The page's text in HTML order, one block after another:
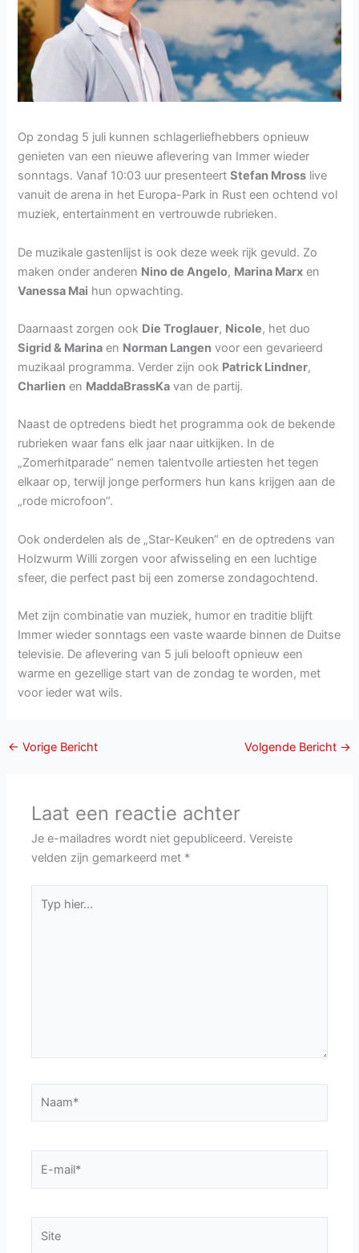
Op zondag 5 juli kunnen schlagerliefhebbers opnieuw
genieten van een nieuwe aflevering van Immer wieder
sonntags. Vanaf 10:03 uur presenteertStefan Mross live
vanuit de arena in het Europa-Park in Rust een ochtend vol
muziek, entertainment en vertrouwde rubrieken.
De muzikale gastenlijst is ook deze week rijk gevuld. Zo
maken onder anderen Nino de Angelo, Marina Marx en
Vanessa Mai hun opwachting.
Daarnaast zorgen ook Die Troglauer, Nicole, het duo
Sigrid & Marina en Norman Langen voor een gevarieerd
muzikaal programma. Verder zijn ook Patrick Lindner,
Charlien en MaddaBrassKa van de partij.
Naast de optredens biedt het programma ook de bekende
rubrieken waar fans elk jaar naar uitkijken. In de
„Zomerhitparade“ nemen talentvolle artiesten het tegen
elkaar op, terwijl jonge performers hun kans krijgen aan de
„rode microfoon“.
Ook onderdelen als de „Star-Keuken“ en de optredens van
Holzwurm Willi zorgen voor afwisseling en een luchtige
sfeer, die perfect past bij een zomerse zondagochtend.
Met zijn combinatie van muziek, humor en traditie blijft
Immer wieder sonntags een vaste waarde binnen de Duitse
televisie. De aflevering van 5 juli belooft opnieuw een
warme en gezellige start van de zondag te worden, met
voor ieder wat wils.
← Vorige Bericht Volgende Bericht →
Laat een reactie achter
Je e-mailadres wordt niet gepubliceerd. Vereiste
velden zijn gemarkeerd met *
hier...
mail*